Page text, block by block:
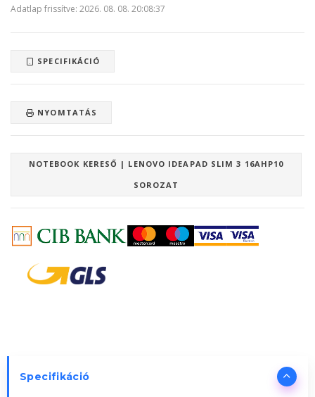
Adatlap frissítve: 2026. 08. 08. 20:08:37
SPECIFIKÁCIÓ
NYOMTATÁS
NOTEBOOK KERESŐ | LENOVO IDEAPAD SLIM 3 16AHP10
SOROZAT
Specifikáció